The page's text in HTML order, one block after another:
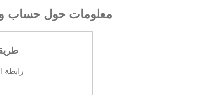
معلومات حول حساب
رابطة